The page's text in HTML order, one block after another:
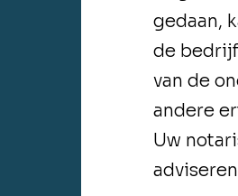
gedaan,
de
van de
andere
Uw